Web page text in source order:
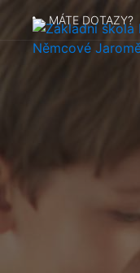
MÁTE DOTAZY?